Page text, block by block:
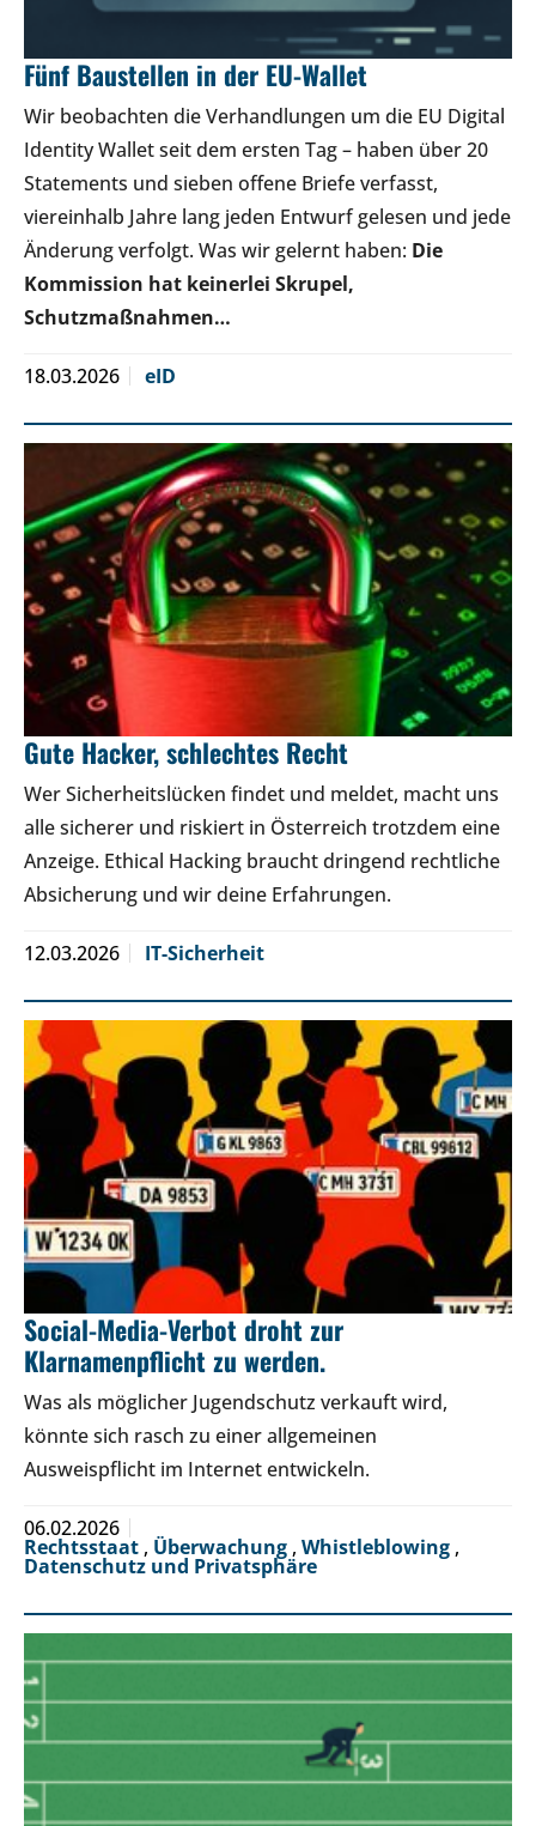
Fünf Baustellen in der EU-Wallet
Wir beobachten die Verhandlungen um die EU Digital
Identity Wallet seit dem ersten Tag – haben über 20
Statements und sieben offene Briefe verfasst,
viereinhalb Jahre lang jeden Entwurf gelesen und jede
Änderung verfolgt. Was wir gelernt haben: Die
Kommission hat keinerlei Skrupel,
Schutzmaßnahmen…
18.03.2026 eID
Gute Hacker, schlechtes Recht
Wer Sicherheitslücken findet und meldet, macht uns
alle sicherer und riskiert in Österreich trotzdem eine
Anzeige. Ethical Hacking braucht dringend rechtliche
Absicherung und wir deine Erfahrungen.
12.03.2026 IT-Sicherheit
Social-Media-Verbot droht zur
Klarnamenpflicht zu werden.
Was als möglicher Jugendschutz verkauft wird,
könnte sich rasch zu einer allgemeinen
Ausweispflicht im Internet entwickeln.
06.02.2026
Rechtsstaat , Überwachung , Whistleblowing ,
Datenschutz und Privatsphäre